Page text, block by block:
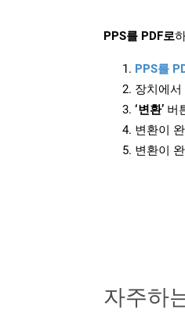
PPS를 PDF로
PPS를
장치에서
‘변환’ 버
변환이
변환이
자주하